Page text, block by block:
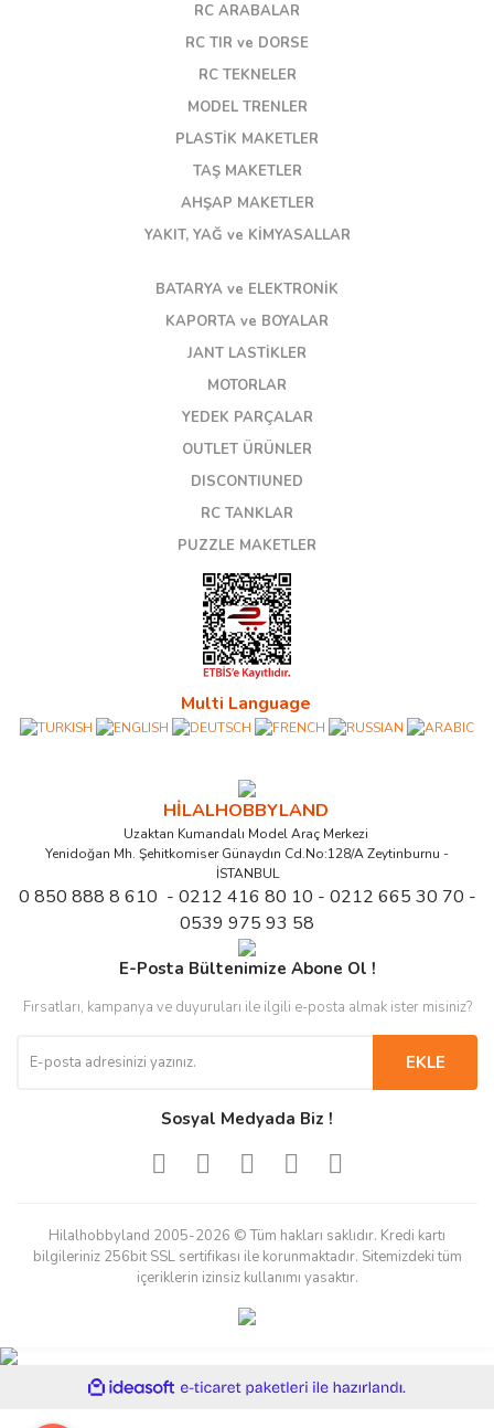
RC ARABALAR
RC TIR ve DORSE
RC TEKNELER
MODEL TRENLER
PLASTİK MAKETLER
TAŞ MAKETLER
AHŞAP MAKETLER
YAKIT, YAĞ ve KİMYASALLAR
BATARYA ve ELEKTRONİK
KAPORTA ve BOYALAR
JANT LASTİKLER
MOTORLAR
YEDEK PARÇALAR
OUTLET ÜRÜNLER
DISCONTIUNED
RC TANKLAR
PUZZLE MAKETLER
Multi Language
HİLALHOBBYLAND
Uzaktan Kumandalı Model Araç Merkezi
Yenidoğan Mh. Şehitkomiser Günaydın Cd.No:128/A Zeytinburnu -
İSTANBUL
0 850 888 8 610 - 0212 416 80 10 - 0212 665 30 70 -
0539 975 93 58
E-Posta Bültenimize Abone Ol !
Fırsatları, kampanya ve duyuruları ile ilgili e-posta almak ister misiniz?
EKLE
Sosyal Medyada Biz !
Hilalhobbyland 2005-2026 © Tüm hakları saklıdır. Kredi kartı
bilgileriniz 256bit SSL sertifikası ile korunmaktadır. Sitemizdeki tüm
içeriklerin izinsiz kullanımı yasaktır.
ideasoft
e-